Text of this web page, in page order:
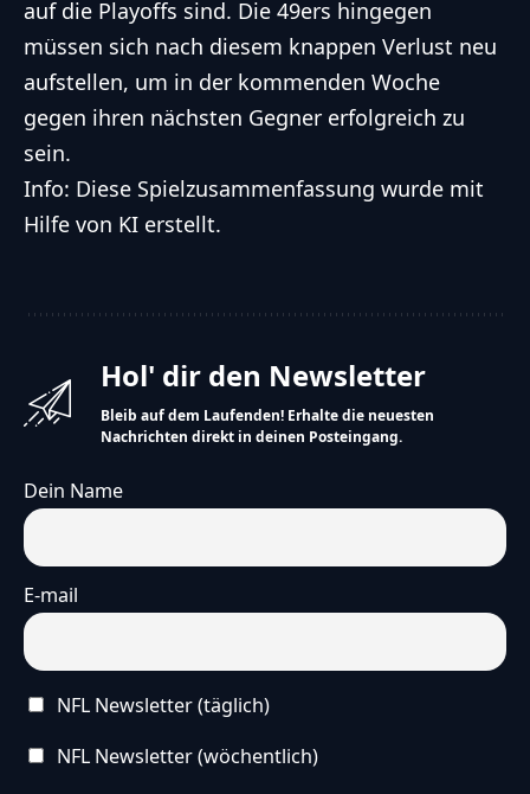
auf die Playoffs sind. Die 49ers hingegen
müssen sich nach diesem knappen Verlust neu
aufstellen, um in der kommenden Woche
gegen ihren nächsten Gegner erfolgreich zu
sein.
Info: Diese Spielzusammenfassung wurde mit
Hilfe von KI erstellt.
Hol' dir den Newsletter
Bleib auf dem Laufenden! Erhalte die neuesten
Nachrichten direkt in deinen Posteingang.
Dein Name
E-mail
NFL Newsletter (täglich)
NFL Newsletter (wöchentlich)